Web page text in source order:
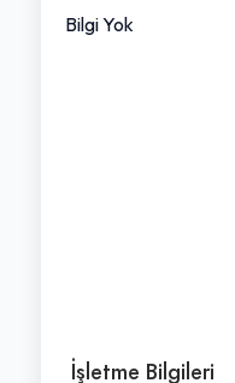
Bilgi Yok
İşletme Bilgileri